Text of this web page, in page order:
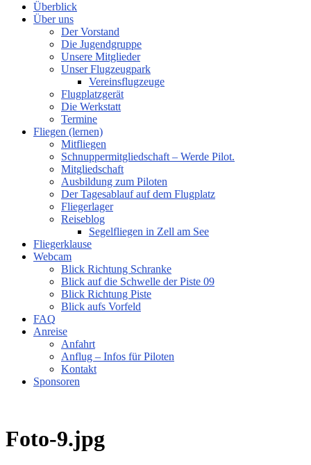
Überblick
Über uns
Der Vorstand
Die Jugendgruppe
Unsere Mitglieder
Unser Flugzeugpark
Vereinsflugzeuge
Flugplatzgerät
Die Werkstatt
Termine
Fliegen (lernen)
Mitfliegen
Schnuppermitgliedschaft – Werde Pilot.
Mitgliedschaft
Ausbildung zum Piloten
Der Tagesablauf auf dem Flugplatz
Fliegerlager
Reiseblog
Segelfliegen in Zell am See
Fliegerklause
Webcam
Blick Richtung Schranke
Blick auf die Schwelle der Piste 09
Blick Richtung Piste
Blick aufs Vorfeld
FAQ
Anreise
Anfahrt
Anflug – Infos für Piloten
Kontakt
Sponsoren
Foto-9.jpg